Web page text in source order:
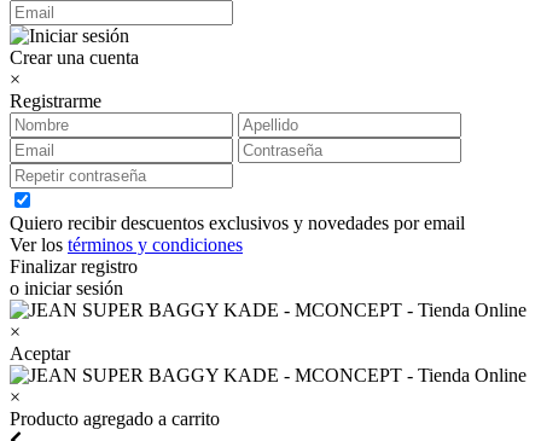
Crear una cuenta
×
Registrarme
Quiero recibir descuentos exclusivos y novedades por email
Ver los términos y condiciones
Finalizar registro
o iniciar sesión
×
Aceptar
×
Producto agregado a carrito